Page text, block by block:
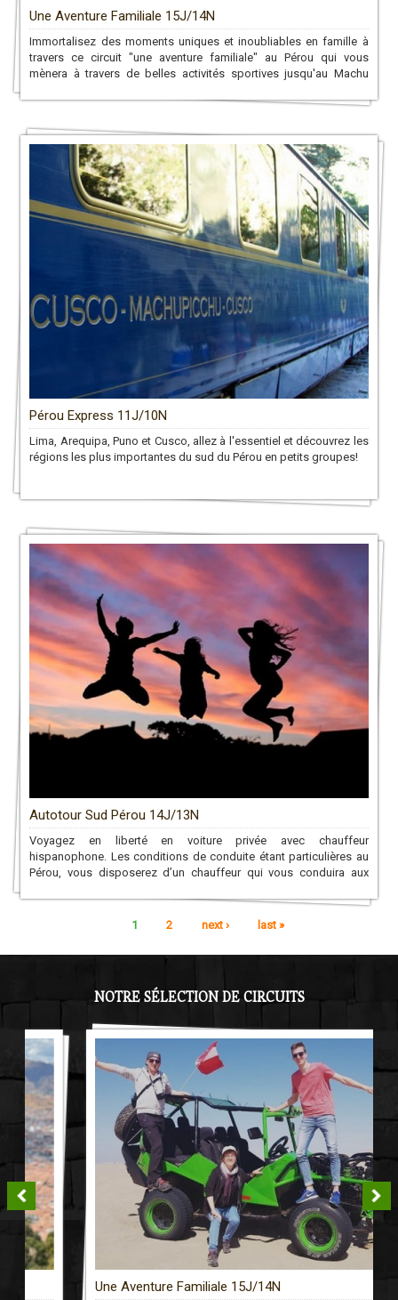
Une Aventure Familiale 15J/14N
Immortalisez des moments uniques et inoubliables en famille à
travers ce circuit "une aventure familiale" au Pérou qui vous
mènera à travers de belles activités sportives jusqu'au Machu
Pérou Express 11J/10N
Lima, Arequipa, Puno et Cusco, allez à l'essentiel et découvrez les
régions les plus importantes du sud du Pérou en petits groupes!
Autotour Sud Pérou 14J/13N
Voyagez en liberté en voiture privée avec chauffeur
hispanophone. Les conditions de conduite étant particulières au
Pérou, vous disposerez d’un chauffeur qui vous conduira aux
1 2 next › last »
NOTRE SÉLECTION DE CIRCUITS
Une Aventure Familiale 15J/14N